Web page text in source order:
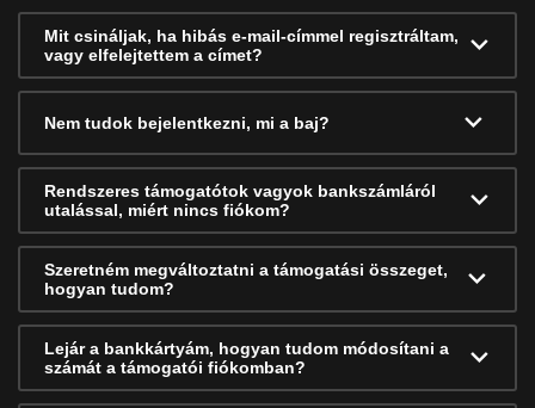
Mit csináljak, ha hibás e-mail-címmel regisztráltam,
vagy elfelejtettem a címet?
Nem tudok bejelentkezni, mi a baj?
Rendszeres támogatótok vagyok bankszámláról
utalással, miért nincs fiókom?
Szeretném megváltoztatni a támogatási összeget,
hogyan tudom?
Lejár a bankkártyám, hogyan tudom módosítani a
számát a támogatói fiókomban?